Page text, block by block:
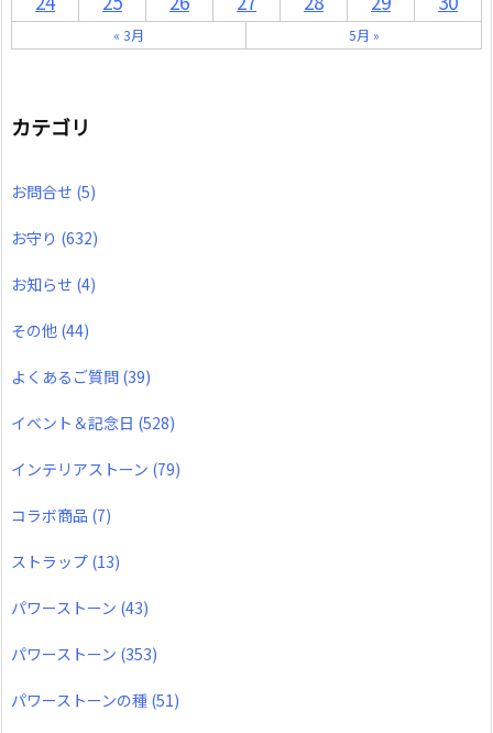
« 3月 5月 »
カテゴリ
お問合せ (5)
お守り (632)
お知らせ (4)
その他 (44)
よくあるご質問 (39)
イベント＆記念日 (528)
インテリアストーン (79)
コラボ商品 (7)
ストラップ (13)
パワーストーン (43)
パワーストーン (353)
パワーストーンの種 (51)